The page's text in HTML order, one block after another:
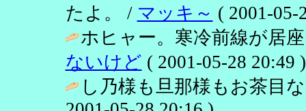
たよ。 / マッキ～ ( 2001-05-
ホヒャー。寒冷前線が居
ないけど ( 2001-05-28 20:49 )
し乃様も旦那様もお茶目